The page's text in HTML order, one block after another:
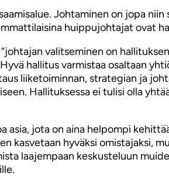
Johtaminen on jopa
huippujohtajat ovat
valitseminen on
hallitus varmistaa osaltaan
liiketoiminnan, strategian ja
Hallituksessa ei tulisi olla
asia, jota on aina helpompi
kasvetaan hyväksi omistajaksi,
laajempaan keskusteluun